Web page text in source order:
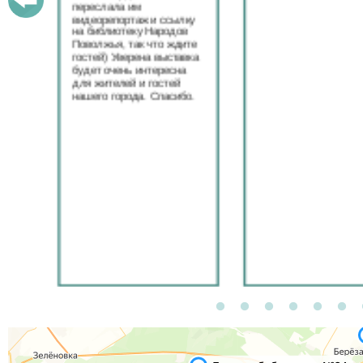
переслала им
видеорепортаж и ссылку
на библиотеку Народов
Поволжья, так что ждите
гостей) Уверена выставка
будет очень интересна
для жителей и гостей
нашего города. Спасибо.